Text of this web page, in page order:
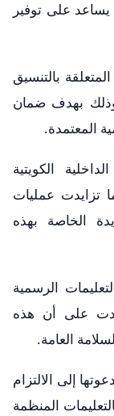
يساعد على توفير
بالتنسيق
وذلك بهدف ضمان
المعتمدة.
الكويتية
تزايدت عمليات
الخاصة بهذه
الرسمية
على أن هذه
العامة.
إلى الالتزام
المنظمة